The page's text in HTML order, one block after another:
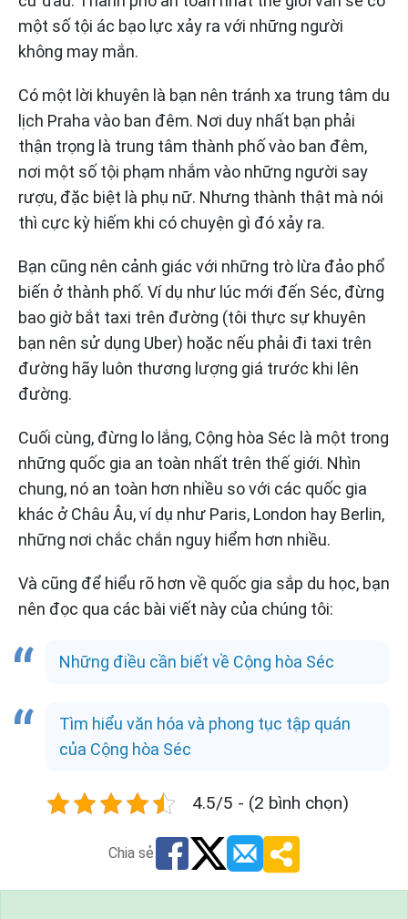
một số tội ác bạo lực xảy ra với những người
không may mắn.
Có một lời khuyên là bạn nên tránh xa trung tâm du
lịch Praha vào ban đêm. Nơi duy nhất bạn phải
thận trọng là trung tâm thành phố vào ban đêm,
nơi một số tội phạm nhắm vào những người say
rượu, đặc biệt là phụ nữ. Nhưng thành thật mà nói
thì cực kỳ hiếm khi có chuyện gì đó xảy ra.
Bạn cũng nên cảnh giác với những trò lừa đảo phổ
biến ở thành phố. Ví dụ như lúc mới đến Séc, đừng
bao giờ bắt taxi trên đường (tôi thực sự khuyên
bạn nên sử dụng Uber) hoặc nếu phải đi taxi trên
đường hãy luôn thương lượng giá trước khi lên
đường.
Cuối cùng, đừng lo lắng, Cộng hòa Séc là một trong
những quốc gia an toàn nhất trên thế giới. Nhìn
chung, nó an toàn hơn nhiều so với các quốc gia
khác ở Châu Âu, ví dụ như Paris, London hay Berlin,
những nơi chắc chắn nguy hiểm hơn nhiều.
Và cũng để hiểu rõ hơn về quốc gia sắp du học, bạn
nên đọc qua các bài viết này của chúng tôi:
Những điều cần biết về Cộng hòa Séc
Tìm hiểu văn hóa và phong tục tập quán
của Cộng hòa Séc
4.5/5 - (2 bình chọn)
Chia sẻ